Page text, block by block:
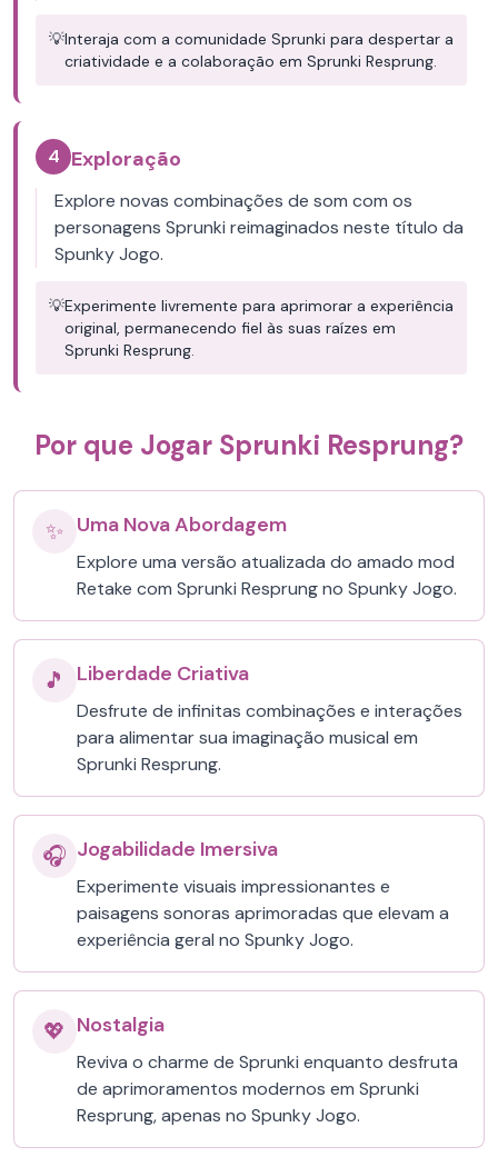
💡Interaja com a comunidade Sprunki para despertar a
criatividade e a colaboração em Sprunki Resprung.
4 Exploração
Explore novas combinações de som com os
personagens Sprunki reimaginados neste título da
Spunky Jogo.
💡Experimente livremente para aprimorar a experiência
original, permanecendo fiel às suas raízes em
Sprunki Resprung.
Por que Jogar Sprunki Resprung?
✨ Uma Nova Abordagem
Explore uma versão atualizada do amado mod
Retake com Sprunki Resprung no Spunky Jogo.
🎵 Liberdade Criativa
Desfrute de infinitas combinações e interações
para alimentar sua imaginação musical em
Sprunki Resprung.
🎧 Jogabilidade Imersiva
Experimente visuais impressionantes e
paisagens sonoras aprimoradas que elevam a
experiência geral no Spunky Jogo.
💖 Nostalgia
Reviva o charme de Sprunki enquanto desfruta
de aprimoramentos modernos em Sprunki
Resprung, apenas no Spunky Jogo.